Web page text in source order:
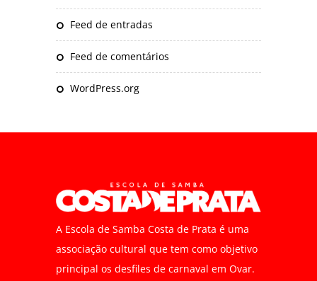
Feed de entradas
Feed de comentários
WordPress.org
A Escola de Samba Costa de Prata é uma
associação cultural que tem como objetivo
principal os desfiles de carnaval em Ovar.